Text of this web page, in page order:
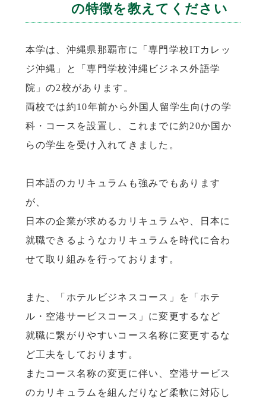
の特徴を教えてください
本学は、沖縄県那覇市に「専門学校ITカレッ
ジ沖縄」と「専門学校沖縄ビジネス外語学
院」の2校があります。
両校では約10年前から外国人留学生向けの学
科・コースを設置し、これまでに約20か国か
らの学生を受け入れてきました。
日本語のカリキュラムも強みでもあります
が、
日本の企業が求めるカリキュラムや、日本に
就職できるようなカリキュラムを時代に合わ
せて取り組みを行っております。
また、「ホテルビジネスコース」を「ホテ
ル・空港サービスコース」に変更するなど
就職に繋がりやすいコース名称に変更するな
ど工夫をしております。
またコース名称の変更に伴い、空港サービス
のカリキュラムを組んだりなど柔軟に対応し